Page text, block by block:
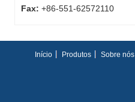
Fax: +86-551-62572110
Início Produtos Sobre nós